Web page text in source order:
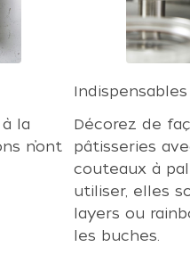
la
n’ont
Indispensables
Décorez de
pâtisseries
couteaux à
utiliser, elles
layers ou
les buches.